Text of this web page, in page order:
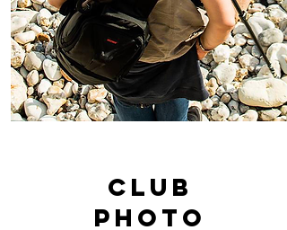
Club
photo